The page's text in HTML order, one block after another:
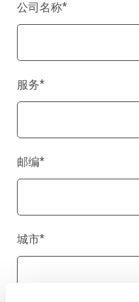
公司名称*
服务*
邮编*
城市*